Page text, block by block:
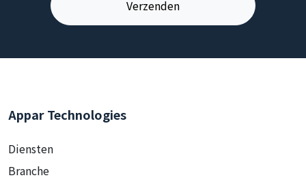
Appar Technologies
Diensten
Branche